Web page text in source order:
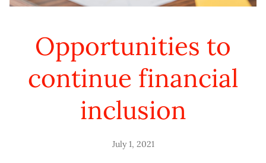
Opportunities to
continue financial
inclusion
July 1, 2021